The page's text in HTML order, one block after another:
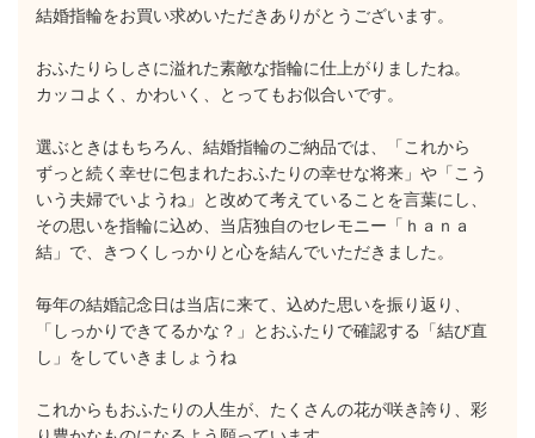
結婚指輪をお買い求めいただきありがとうございます。
おふたりらしさに溢れた素敵な指輪に仕上がりましたね。
カッコよく、かわいく、とってもお似合いです。
選ぶときはもちろん、結婚指輪のご納品では、「これから
ずっと続く幸せに包まれたおふたりの幸せな将来」や「こう
いう夫婦でいようね」と改めて考えていることを言葉にし、
その思いを指輪に込め、当店独自のセレモニー「ｈａｎａ
結」で、きつくしっかりと心を結んでいただきました。
毎年の結婚記念日は当店に来て、込めた思いを振り返り、
「しっかりできてるかな？」とおふたりで確認する「結び直
し」をしていきましょうね
これからもおふたりの人生が、たくさんの花が咲き誇り、彩